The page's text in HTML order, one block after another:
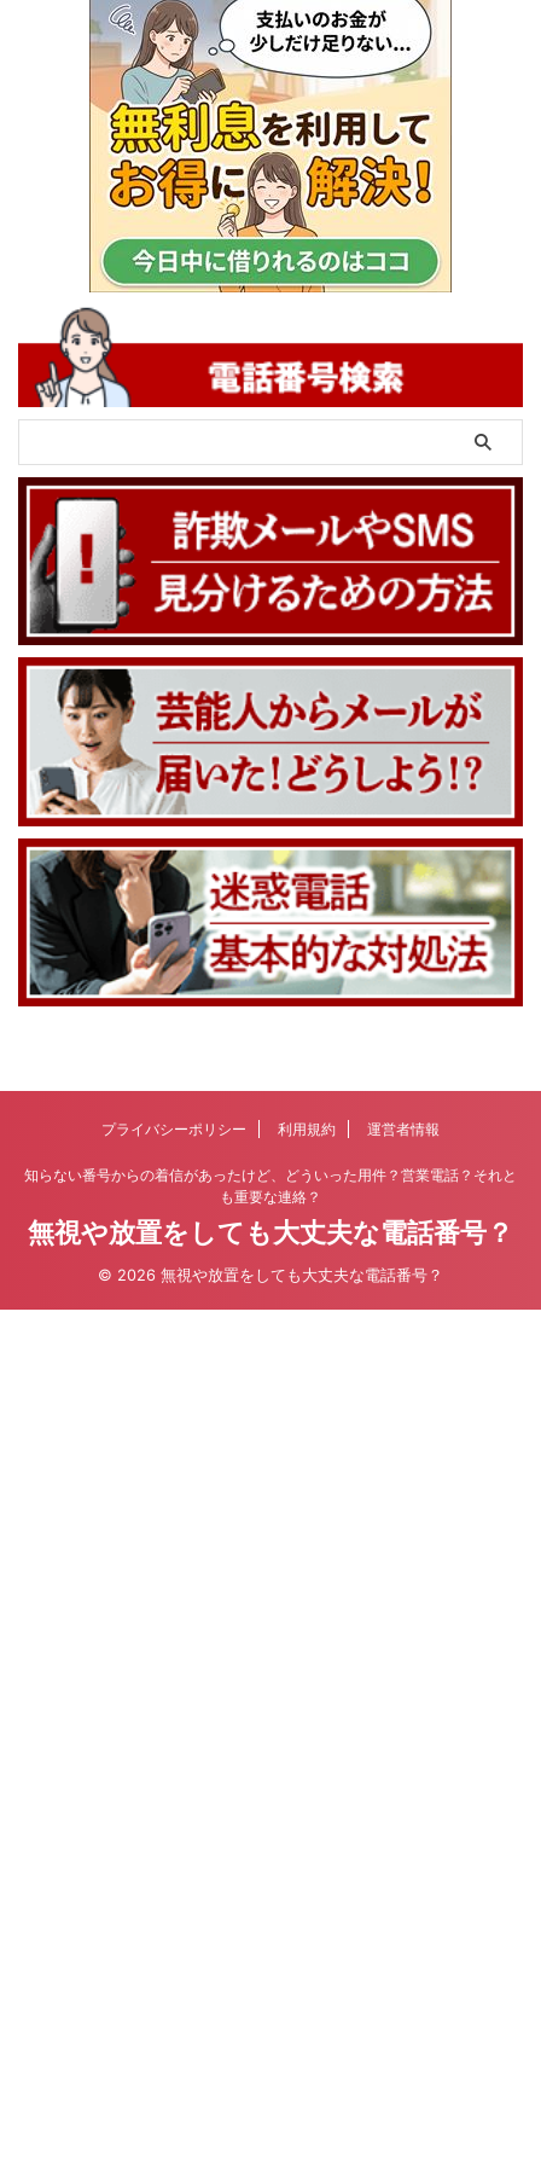
プライバシーポリシー 利用規約 運営者情報
知らない番号からの着信があったけど、どういった用件？営業電話？それと
も重要な連絡？
無視や放置をしても大丈夫な電話番号？
© 2026 無視や放置をしても大丈夫な電話番号？